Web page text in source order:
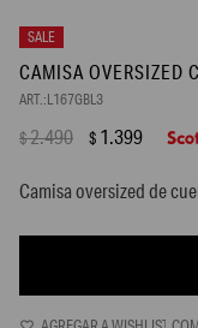
CAMISA OVERSIZED
L167GBL3
$2.490 $ 1.399
Camisa oversized de